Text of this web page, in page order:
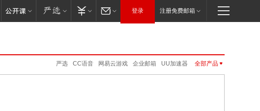
登录 注册免费邮箱
UU加速器
企业邮箱
网易云游戏
CC语音
严选
网易味央
新闻客户端
卡搭编程
邮箱大师
免费邮
全部产品